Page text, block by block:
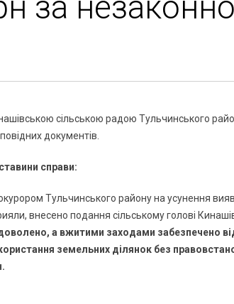
сільською радою Тульчинського
документів.
справи:
Тульчинського району на усунення
внесено подання сільському голові
а вжитими заходами забезпечено
земельних ділянок без